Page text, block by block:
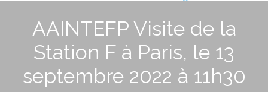
AAINTEFP Visite de la
Station F à Paris, le 13
septembre 2022 à 11h30